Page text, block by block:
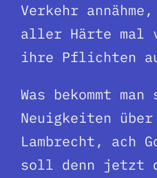
Verkehr
aller Härte mal
ihre Pflichten
Was bekommt
Neuigkeiten
Lambrecht, ach
soll denn jetzt